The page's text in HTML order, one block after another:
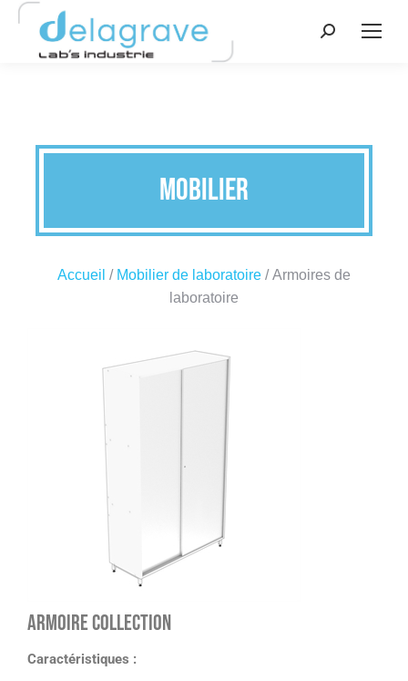
Mobilier
Accueil / Mobilier de laboratoire / Armoires de
laboratoire
Armoire collection
Caractéristiques :